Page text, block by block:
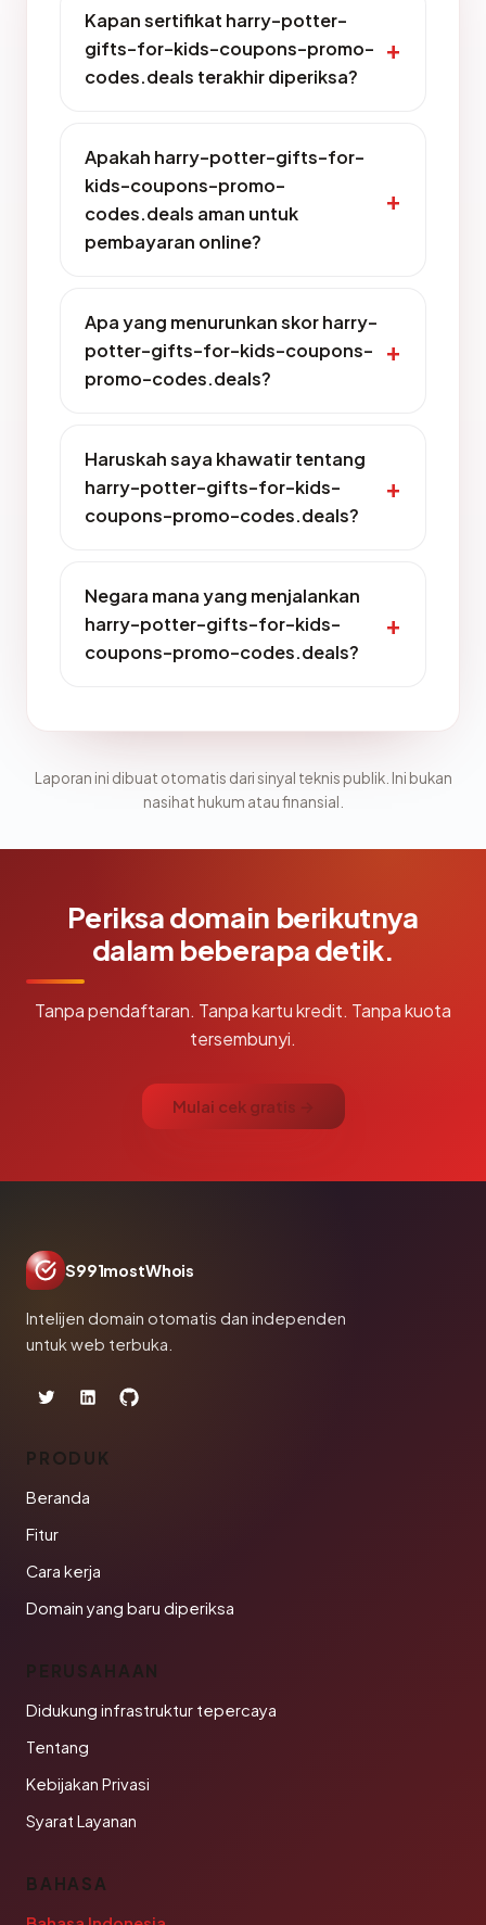
Kapan sertifikat harry-potter-
gifts-for-kids-coupons-promo-
codes.deals terakhir diperiksa?
Apakah harry-potter-gifts-for-
kids-coupons-promo-
codes.deals aman untuk
pembayaran online?
Apa yang menurunkan skor harry-
potter-gifts-for-kids-coupons-
promo-codes.deals?
Haruskah saya khawatir tentang
harry-potter-gifts-for-kids-
coupons-promo-codes.deals?
Negara mana yang menjalankan
harry-potter-gifts-for-kids-
coupons-promo-codes.deals?
Laporan ini dibuat otomatis dari sinyal teknis publik. Ini bukan
nasihat hukum atau finansial.
Periksa domain berikutnya
dalam beberapa detik.
Tanpa pendaftaran. Tanpa kartu kredit. Tanpa kuota
tersembunyi.
Mulai cek gratis →
S991mostWhois
Intelijen domain otomatis dan independen
untuk web terbuka.
PRODUK
Beranda
Fitur
Cara kerja
Domain yang baru diperiksa
PERUSAHAAN
Didukung infrastruktur tepercaya
Tentang
Kebijakan Privasi
Syarat Layanan
BAHASA